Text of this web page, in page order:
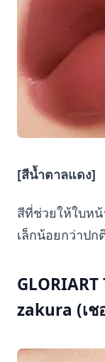
[สีน้ำตาลแดง]
สีที่ช่วยให้ใบห
เล็กน้อยกว่าปก
zakura (เช